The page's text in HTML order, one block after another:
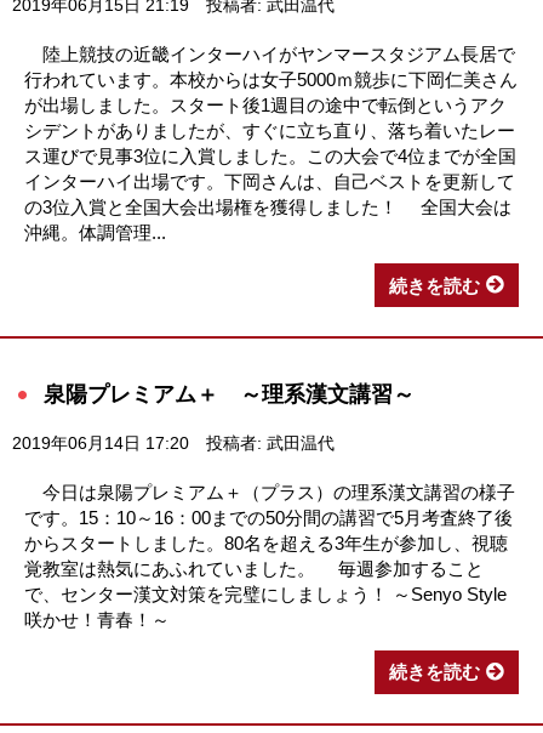
2019年06月15日 21:19 投稿者: 武田温代
陸上競技の近畿インターハイがヤンマースタジアム長居で
行われています。本校からは女子5000ｍ競歩に下岡仁美さん
が出場しました。スタート後1週目の途中で転倒というアク
シデントがありましたが、すぐに立ち直り、落ち着いたレー
ス運びで見事3位に入賞しました。この大会で4位までが全国
インターハイ出場です。下岡さんは、自己ベストを更新して
の3位入賞と全国大会出場権を獲得しました！ 全国大会は
沖縄。体調管理...
続きを読む
泉陽プレミアム＋ ～理系漢文講習～
2019年06月14日 17:20 投稿者: 武田温代
今日は泉陽プレミアム＋（プラス）の理系漢文講習の様子
です。15：10～16：00までの50分間の講習で5月考査終了後
からスタートしました。80名を超える3年生が参加し、視聴
覚教室は熱気にあふれていました。 毎週参加すること
で、センター漢文対策を完璧にしましょう！ ～Senyo Style
咲かせ！青春！～
続きを読む